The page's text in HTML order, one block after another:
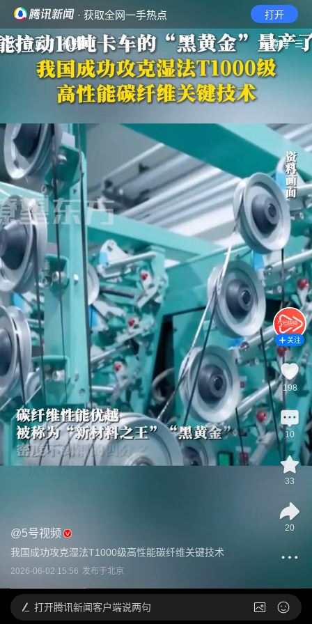
· 获取全网一手热点 打开
首页 视频 无障碍
@5号视频
我国成功攻克湿法T1000级高性能碳纤维关键技术
2026-06-02 15:56 发布于北京
关注
198
10
33
20
打开腾讯新闻客户端说两句